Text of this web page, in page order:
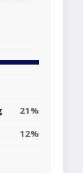
21%
12%